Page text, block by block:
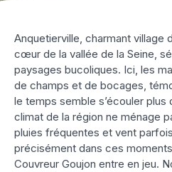
Anquetierville, charmant village
cœur de la vallée de la Seine,
paysages bucoliques. Ici, les
de champs et de bocages,
le temps semble s’écouler
climat de la région ne ménage
pluies fréquentes et vent
précisément dans ces moments
Couvreur Goujon entre en jeu.